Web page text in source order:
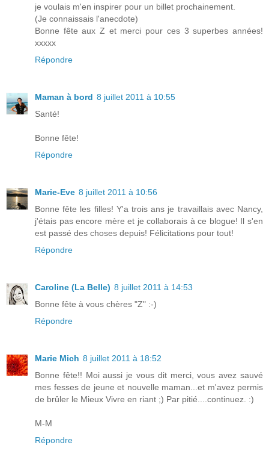
je voulais m'en inspirer pour un billet prochainement.
(Je connaissais l'anecdote)
Bonne fête aux Z et merci pour ces 3 superbes années!
xxxxx
Répondre
Maman à bord 8 juillet 2011 à 10:55
Santé!
Bonne fête!
Répondre
Marie-Eve 8 juillet 2011 à 10:56
Bonne fête les filles! Y'a trois ans je travaillais avec Nancy,
j'étais pas encore mère et je collaborais à ce blogue! Il s'en
est passé des choses depuis! Félicitations pour tout!
Répondre
Caroline (La Belle) 8 juillet 2011 à 14:53
Bonne fête à vous chères "Z" :-)
Répondre
Marie Mich 8 juillet 2011 à 18:52
Bonne fête!! Moi aussi je vous dit merci, vous avez sauvé
mes fesses de jeune et nouvelle maman...et m'avez permis
de brûler le Mieux Vivre en riant ;) Par pitié....continuez. :)
M-M
Répondre